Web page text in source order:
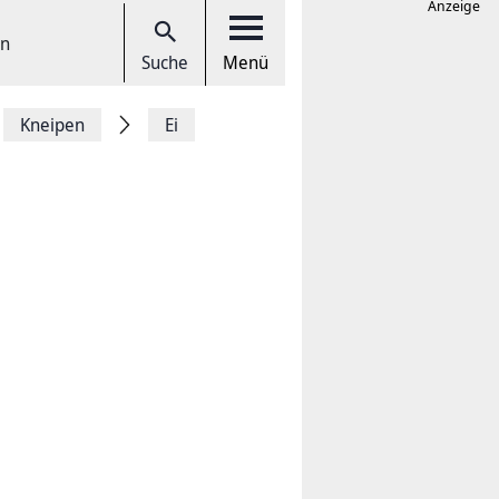
Suche Menü
Kneipen Ei
Anzeige